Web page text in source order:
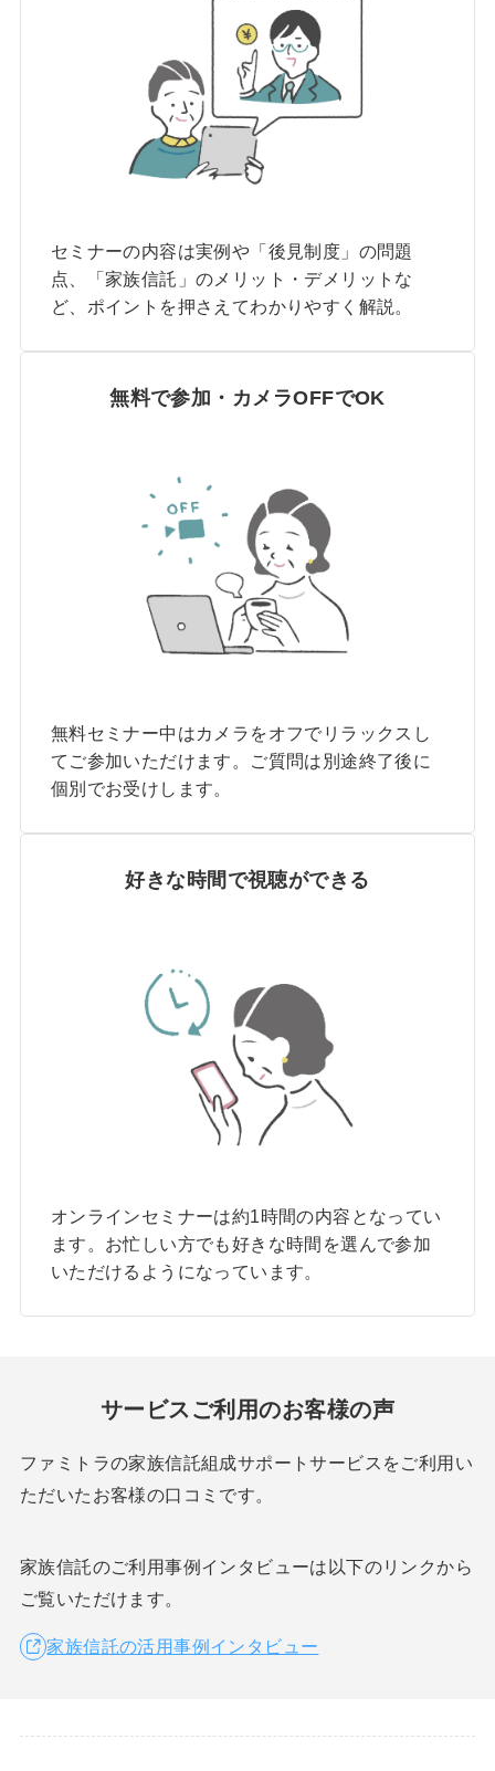
セミナーの内容は実例や「後見制度」の問題
点、「家族信託」のメリット・デメリットな
ど、ポイントを押さえてわかりやすく解説。
無料で参加・カメラOFFでOK
無料セミナー中はカメラをオフでリラックスし
てご参加いただけます。ご質問は別途終了後に
個別でお受けします。
好きな時間で視聴ができる
オンラインセミナーは約1時間の内容となってい
ます。お忙しい方でも好きな時間を選んで参加
いただけるようになっています。
サービスご利用のお客様の声
ファミトラの家族信託組成サポートサービスをご利用い
ただいたお客様の口コミです。
家族信託のご利用事例インタビューは以下のリンクから
ご覧いただけます。
家族信託の活用事例インタビュー